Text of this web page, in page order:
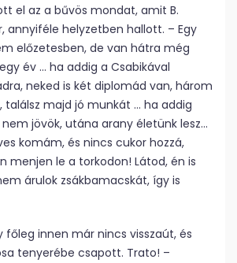
el az a bűvös mondat, amit B.
annyiféle helyzetben hallott. – Egy
előzetesben, de van hátra még
év … ha addig a Csabikával
neked is két diplomád van, három
találsz majd jó munkát … ha addig
jövök, utána arany életünk lesz…
komám, és nincs cukor hozzá,
menjen le a torkodon! Látod, én is
árulok zsákbamacskát, így is
főleg innen már nincs visszaút, és
tenyerébe csapott. Trato! –